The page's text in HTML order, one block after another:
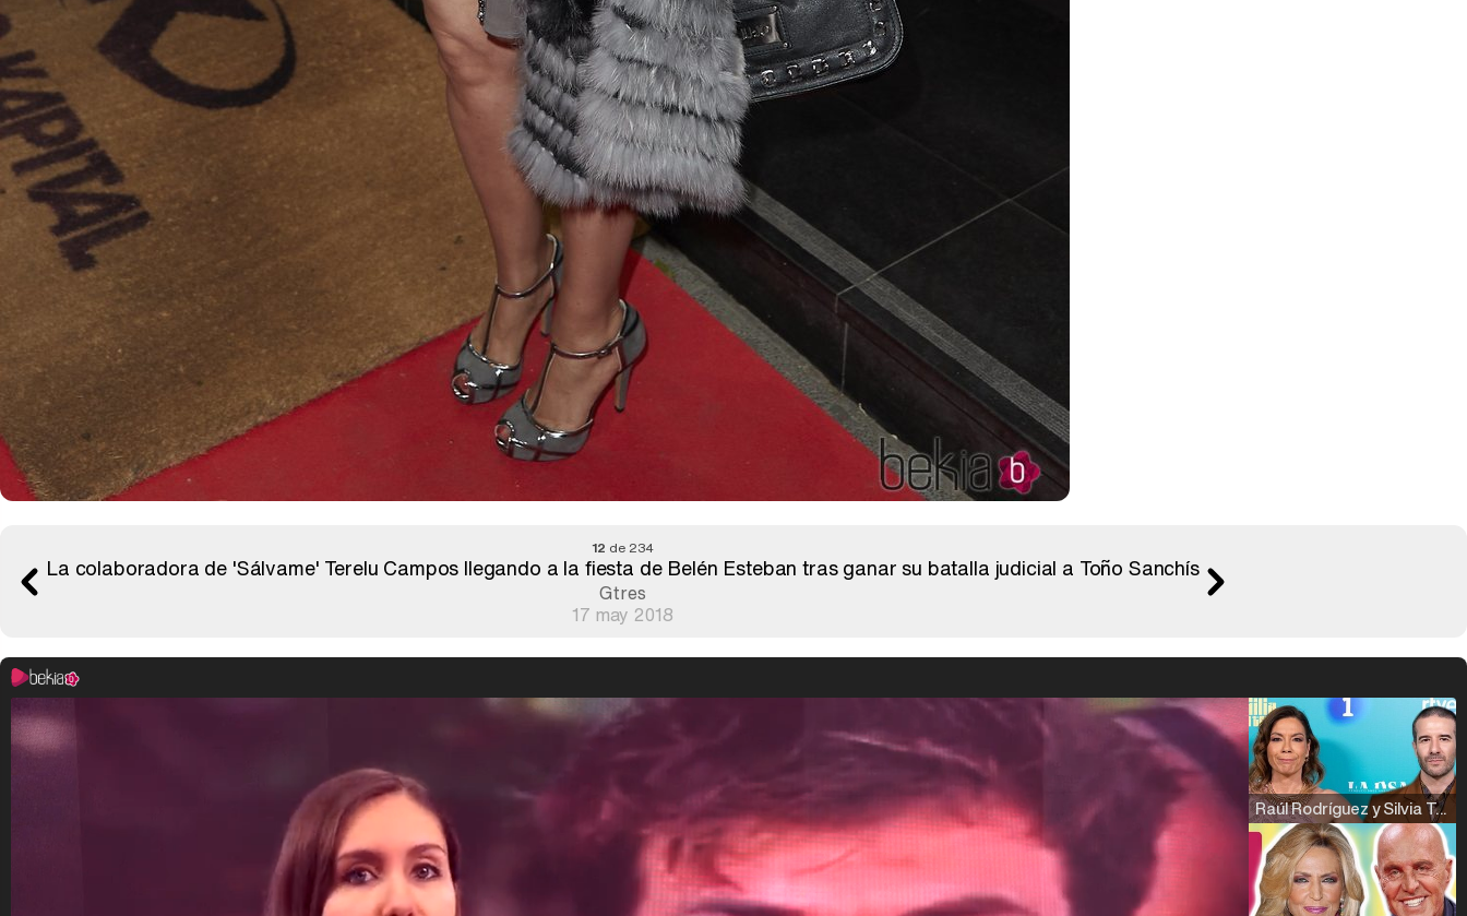
12 de 234
La colaboradora de 'Sálvame' Terelu Campos llegando a la fiesta de Belén Esteban tras ganar su batalla judicial a Toño Sanchís
Gtres
17 may 2018
Raúl Rodríguez y Silvia Taulés nos cuentan su papel en 'La familia de la tele'